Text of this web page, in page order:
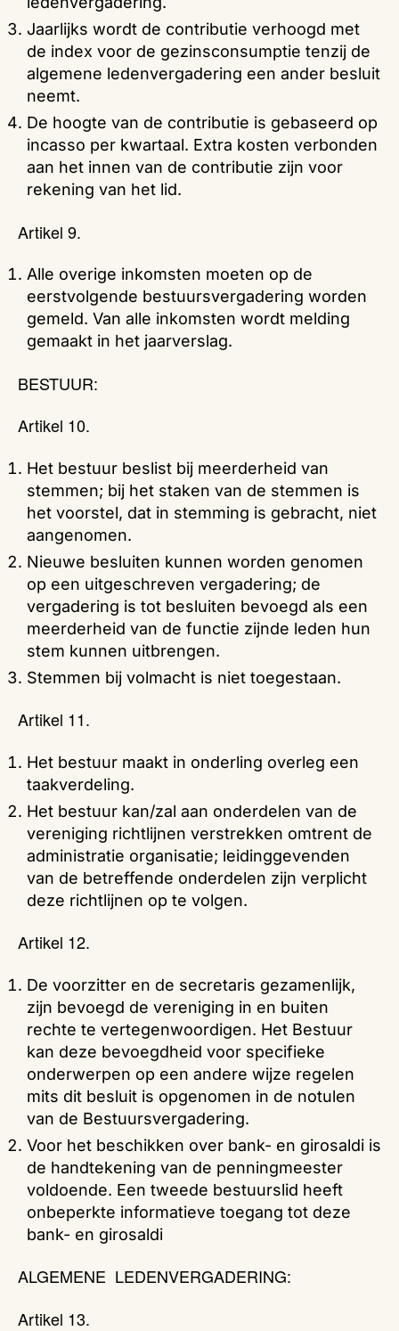
Jaarlijks wordt de contributie verhoogd met
de index voor de gezinsconsumptie tenzij de
algemene ledenvergadering een ander besluit
neemt.
De hoogte van de contributie is gebaseerd op
incasso per kwartaal. Extra kosten verbonden
aan het innen van de contributie zijn voor
rekening van het lid.
Artikel 9.
Alle overige inkomsten moeten op de
eerstvolgende bestuursvergadering worden
gemeld. Van alle inkomsten wordt melding
gemaakt in het jaarverslag.
BESTUUR:
Artikel 10.
Het bestuur beslist bij meerderheid van
stemmen; bij het staken van de stemmen is
het voorstel, dat in stemming is gebracht, niet
aangenomen.
Nieuwe besluiten kunnen worden genomen
op een uitgeschreven vergadering; de
vergadering is tot besluiten bevoegd als een
meerderheid van de functie zijnde leden hun
stem kunnen uitbrengen.
Stemmen bij volmacht is niet toegestaan.
Artikel 11.
Het bestuur maakt in onderling overleg een
taakverdeling.
Het bestuur kan/zal aan onderdelen van de
vereniging richtlijnen verstrekken omtrent de
administratie organisatie; leidinggevenden
van de betreffende onderdelen zijn verplicht
deze richtlijnen op te volgen.
Artikel 12.
De voorzitter en de secretaris gezamenlijk,
zijn bevoegd de vereniging in en buiten
rechte te vertegenwoordigen. Het Bestuur
kan deze bevoegdheid voor specifieke
onderwerpen op een andere wijze regelen
mits dit besluit is opgenomen in de notulen
van de Bestuursvergadering.
Voor het beschikken over bank- en girosaldi is
de handtekening van de penningmeester
voldoende. Een tweede bestuurslid heeft
onbeperkte informatieve toegang tot deze
bank- en girosaldi
ALGEMENE LEDENVERGADERING:
Artikel 13.